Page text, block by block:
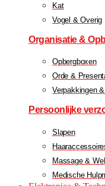
Kat
Vogel & Overig
Organisatie &
Opbergboxen
Orde &
Verpakkingen
Persoonlijke
Slapen
Massage &
Medische